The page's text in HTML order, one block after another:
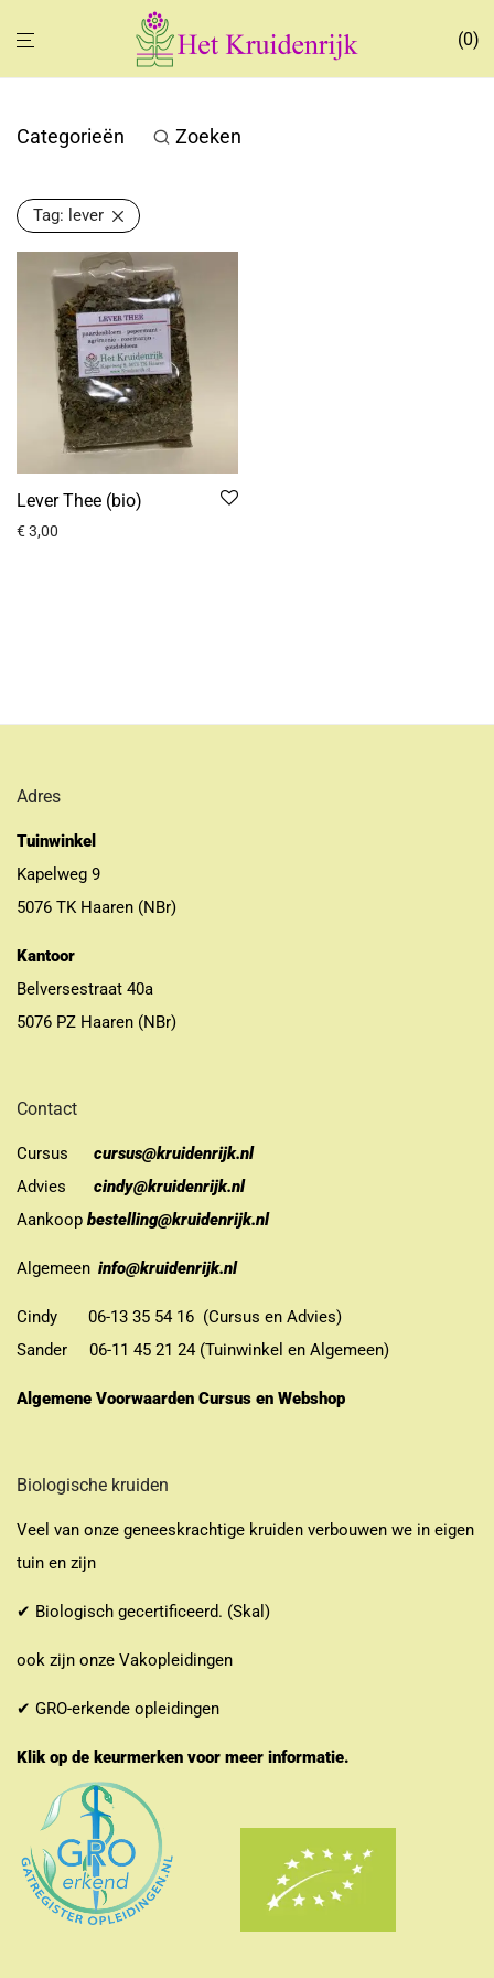
0
Categorieën Zoeken
Tag: lever
Lever Thee (bio)
€3,00
Adres
Tuinwinkel
Kapelweg 9
5076 TK Haaren (NBr)
Kantoor
Belversestraat 40a
5076 PZ Haaren (NBr)
Contact
Cursus
cursus@kruidenrijk.nl
Advies
cindy@kruidenrijk.nl
Aankoop bestelling@kruidenrijk.nl
Algemeen info@kruidenrijk.nl
Cindy 06-13 35 54 16 (Cursus en Advies)
Sander 06-11 45 21 24 (Tuinwinkel en Algemeen)
Algemene Voorwaarden Cursus en Webshop
Biologische kruiden
Veel van onze geneeskrachtige kruiden verbouwen we in eigen
tuin en zijn
✔ Biologisch gecertificeerd. (Skal)
ook zijn onze Vakopleidingen
✔ GRO-erkende opleidingen
Klik op de keurmerken voor meer informatie.